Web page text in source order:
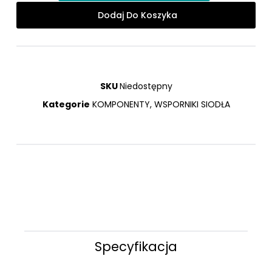
Dodaj Do Koszyka
SKUNiedostępny
Kategorie KOMPONENTY, WSPORNIKI SIODŁA
Specyfikacja